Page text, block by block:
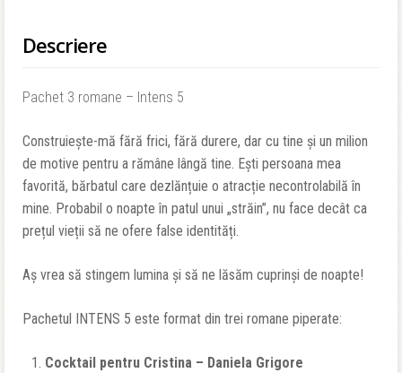
Descriere
Pachet 3 romane – Intens 5
Construiește-mă fără frici, fără durere, dar cu tine și un milion
de motive pentru a rămâne lângă tine. Ești persoana mea
favorită, bărbatul care dezlănțuie o atracție necontrolabilă în
mine. Probabil o noapte în patul unui „străin”, nu face decât ca
prețul vieții să ne ofere false identități.
Aș vrea să stingem lumina și să ne lăsăm cuprinși de noapte!
Pachetul INTENS 5 este format din trei romane piperate:
Cocktail pentru Cristina – Daniela Grigore